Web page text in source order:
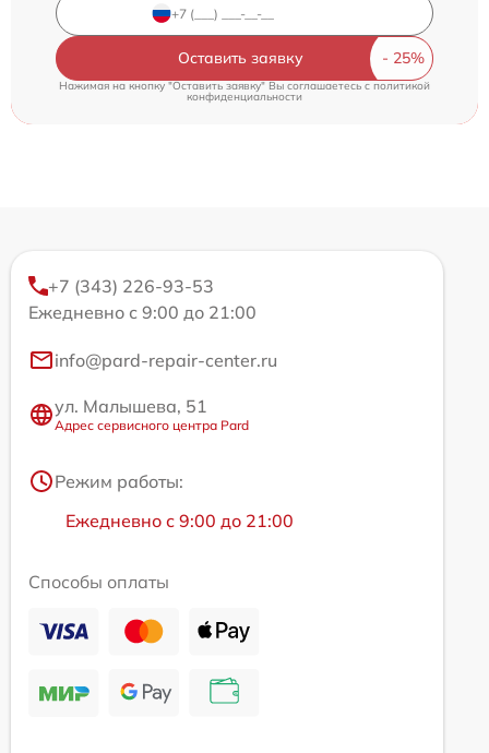
Оставить заявку
Нажимая на кнопку "Оставить заявку" Вы соглашаетесь c политикой
конфиденциальности
+7 (343) 226-93-53
Ежедневно с 9:00 до 21:00
info@pard-repair-center.ru
ул. Малышева, 51
Адрес сервисного центра Pard
Режим работы:
Ежедневно с 9:00 до 21:00
Способы оплаты